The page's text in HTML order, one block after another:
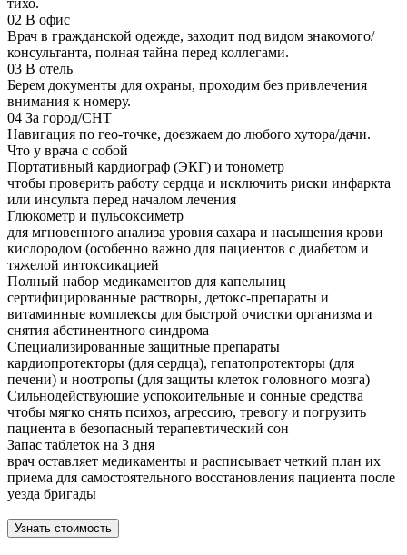
тихо.
02 В офис
Врач в гражданской одежде, заходит под видом знакомого/
консультанта, полная тайна перед коллегами.
03 В отель
Берем документы для охраны, проходим без привлечения
внимания к номеру.
04 За город/СНТ
Навигация по гео-точке, доезжаем до любого хутора/дачи.
Что у врача с собой
Портативный кардиограф (ЭКГ) и тонометр
чтобы проверить работу сердца и исключить риски инфаркта
или инсульта перед началом лечения
Глюкометр и пульсоксиметр
для мгновенного анализа уровня сахара и насыщения крови
кислородом (особенно важно для пациентов с диабетом и
тяжелой интоксикацией
Полный набор медикаментов для капельниц
сертифицированные растворы, детокс-препараты и
витаминные комплексы для быстрой очистки организма и
снятия абстинентного синдрома
Специализированные защитные препараты
кардиопротекторы (для сердца), гепатопротекторы (для
печени) и ноотропы (для защиты клеток головного мозга)
Сильнодействующие успокоительные и сонные средства
чтобы мягко снять психоз, агрессию, тревогу и погрузить
пациента в безопасный терапевтический сон
Запас таблеток на 3 дня
врач оставляет медикаменты и расписывает четкий план их
приема для самостоятельного восстановления пациента после
уезда бригады
Узнать стоимость